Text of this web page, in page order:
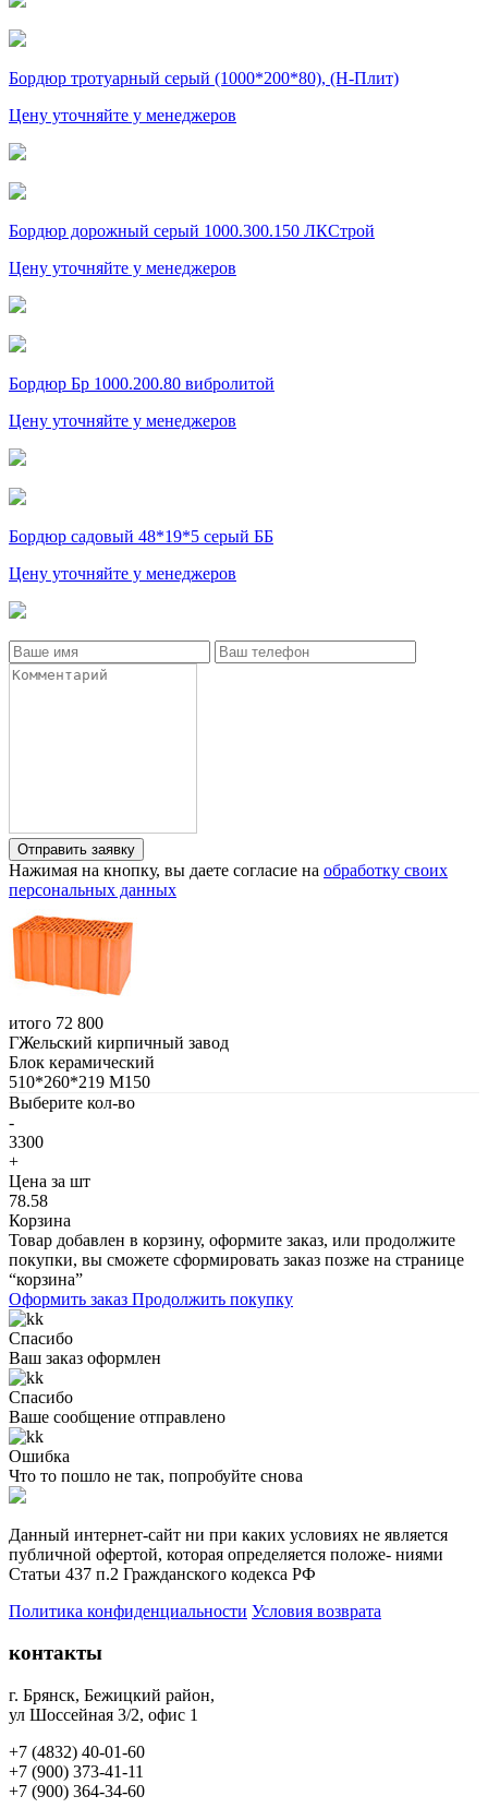
Бордюр тротуарный серый (1000*200*80), (Н-Плит)
Цену уточняйте у менеджеров
Бордюр дорожный серый 1000.300.150 ЛКСтрой
Цену уточняйте у менеджеров
Бордюр Бр 1000.200.80 вибролитой
Цену уточняйте у менеджеров
Бордюр садовый 48*19*5 серый ББ
Цену уточняйте у менеджеров
Нажимая на кнопку, вы даете согласие на обработку своих
персональных данных
итого 72 800
ГЖельский кирпичный завод
Блок керамический
510*260*219 М150
Выберите кол-во
-
3300
+
Цена за шт
78.58
Корзина
Товар добавлен в корзину, оформите заказ, или продолжите
покупки, вы сможете сформировать заказ позже на странице
“корзина”
Оформить заказ Продолжить покупку
Спасибо
Ваш заказ оформлен
Спасибо
Ваше сообщение отправлено
Ошибка
Что то пошло не так, попробуйте снова
Данный интернет-сайт ни при каких условиях не является
публичной офертой, которая определяется положе- ниями
Статьи 437 п.2 Гражданского кодекса РФ
Политика конфиденциальности Условия возврата
контакты
г. Брянск, Бежицкий район,
ул Шоссейная 3/2, офис 1
+7 (4832) 40-01-60
+7 (900) 373-41-11
+7 (900) 364-34-60